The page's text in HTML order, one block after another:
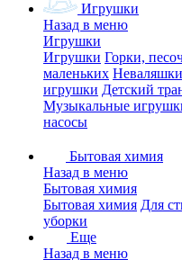
Игрушки
Назад в меню
Игрушки
Игрушки Горки,
маленьких
игрушки Детский
Музыкальные
насосы
Бытовая химия
Назад в меню
Бытовая химия
Бытовая химия Для
уборки
Еще
Назад в меню